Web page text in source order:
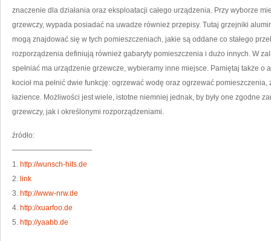
znaczenie dla działania oraz eksploatacji całego urządzenia. Przy wyborze
grzewczy, wypada posiadać na uwadze również przepisy. Tutaj grzejniki
mogą znajdować się w tych pomieszczeniach, jakie są oddane co stałego
rozporządzenia definiują również gabaryty pomieszczenia i dużo innych. W
spełniać ma urządzenie grzewcze, wybieramy inne miejsce. Pamiętaj także o
kocioł ma pełnić dwie funkcję: ogrzewać wodę oraz ogrzewać
łazience. Możliwości jest wiele, istotne niemniej jednak, by były one zgodne
grzewczy, jak i określonymi rozporządzeniami.
źródło:
———————————
1. http://wunsch-hits.de
2. link
3. http://www-nrw.de
4. http://xuarfoo.de
5. http://yaabb.de